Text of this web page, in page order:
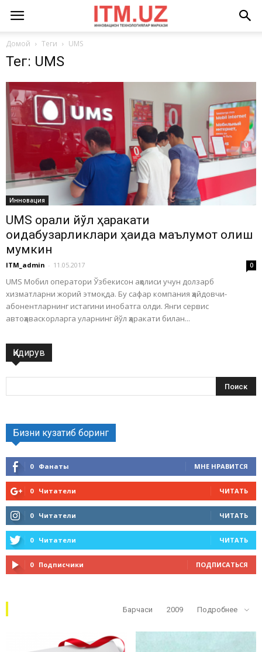
Домой Теги UMS
Тег: UMS
Инновация
UMS орқали йўл ҳаракати
қоидабузарликлари ҳақида маълумот олиш
мумкин
ITM_admin - 11.05.2017 0
UMS Мобил оператори Ўзбекисон аҳолиси учун долзарб
хизматларни жорий этмоқда. Бу сафар компания ҳайдовчи-
абонентларнинг истагини инобатга олди. Янги сервис
автоҳаваскорларга уларнинг йўл ҳаракати билан...
Қидирув
Бизни кузатиб боринг
0 Фанаты МНЕ НРАВИТСЯ
0 Читатели ЧИТАТЬ
0 Читатели ЧИТАТЬ
0 Читатели ЧИТАТЬ
0 Подписчики ПОДПИСАТЬСЯ
Барчаси 2009 Подробнее